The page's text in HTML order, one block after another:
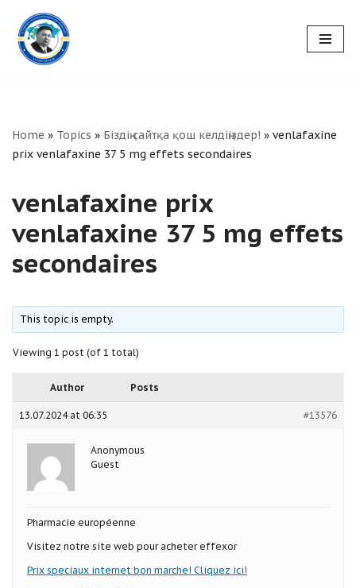
Skip
to
Home » Topics » Біздің сайтқа қош келдіңіздер! » venlafaxine
prix venlafaxine 37 5 mg effets secondaires
venlafaxine prix
venlafaxine 37 5 mg effets
secondaires
This topic is empty.
Viewing 1 post (of 1 total)
Author Posts
13.07.2024 at 06:35 #13576
Anonymous
Guest
Pharmacie européenne
Visitez notre site web pour acheter effexor
Prix speciaux internet bon marche! Cliquez ici!